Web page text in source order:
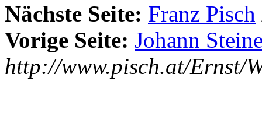
Nächste Seite: Franz Pisch
Vorige Seite: Johann
http://www.pisch.at/Ernst/